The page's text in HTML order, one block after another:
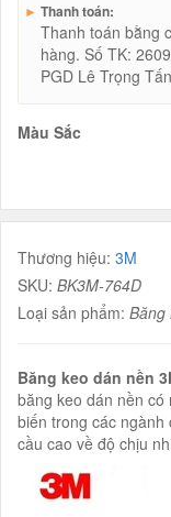
► Thanh toán:
Thanh toán bằng
hàng. Số TK:
PGD Lê Trọng
Màu Sắc
Thương hiệu: 3M
SKU: BK3M-764D
Loại sản phẩm: Băng
Băng keo dán nền
băng keo dán nền
biến trong các ngành
cầu cao về độ chịu